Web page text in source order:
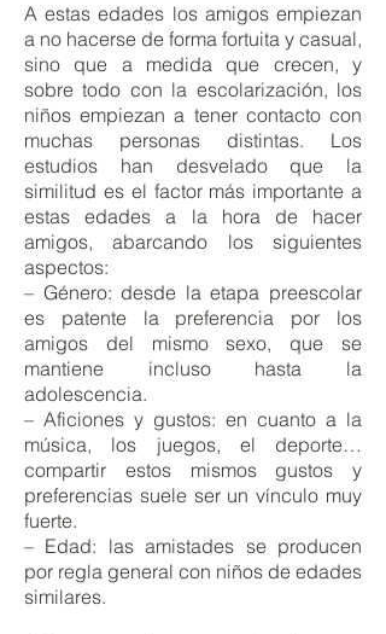
A estas edades los amigos empiezan
a no hacerse de forma fortuita y casual,
sino que a medida que crecen, y
sobre todo con la escolarización, los
niños empiezan a tener contacto con
muchas personas distintas. Los
estudios han desvelado que la
similitud es el factor más importante a
estas edades a la hora de hacer
amigos, abarcando los siguientes
aspectos:
– Género: desde la etapa preescolar
es patente la preferencia por los
amigos del mismo sexo, que se
mantiene incluso hasta la
adolescencia.
– Aficiones y gustos: en cuanto a la
música, los juegos, el deporte…
compartir estos mismos gustos y
preferencias suele ser un vínculo muy
fuerte.
– Edad: las amistades se producen
por regla general con niños de edades
similares.